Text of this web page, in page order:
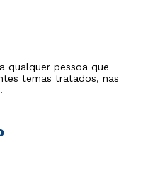
qualquer pessoa que
temas tratados, nas